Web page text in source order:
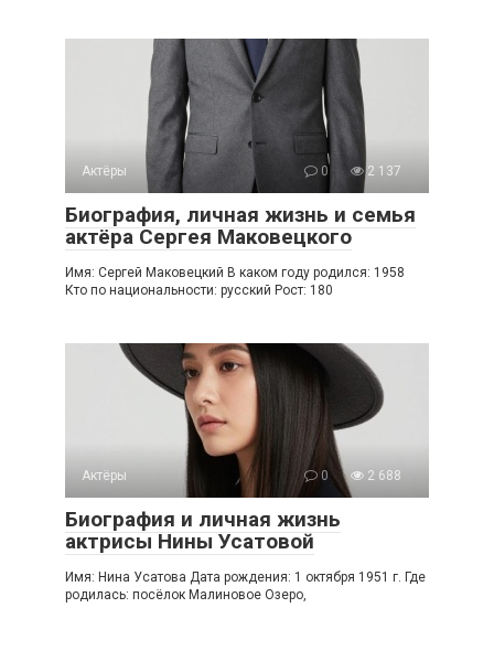
Актёры 0 2 137
Биография, личная жизнь и семья
актёра Сергея Маковецкого
Имя: Сергей Маковецкий В каком году родился: 1958
Кто по национальности: русский Рост: 180
Актёры 0 2 688
Биография и личная жизнь
актрисы Нины Усатовой
Имя: Нина Усатова Дата рождения: 1 октября 1951 г. Где
родилась: посёлок Малиновое Озеро,